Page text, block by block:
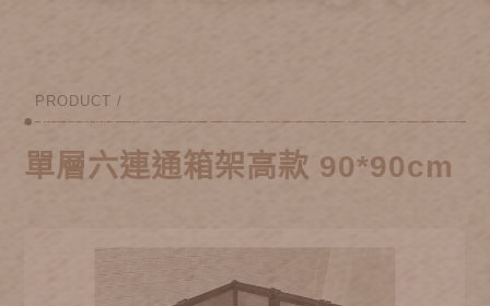
PRODUCT /
單層六連通箱架高款 90*90cm